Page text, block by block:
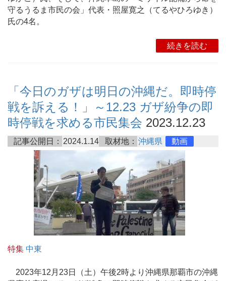
守るうるま市民の会」代表・照屋寛之（てるやひろゆき）
氏の4名。
続きを読む
「今日のガザは明日の沖縄だ。即時停
戦を訴える！」～12.23 ガザ紛争の即
時停戦を求める市民集会 2023.12.23
記事公開日： 2024.1.14 取材地： 沖縄県 動画
特集 中東
2023年12月23日（土）午後2時より沖縄県那覇市の沖縄